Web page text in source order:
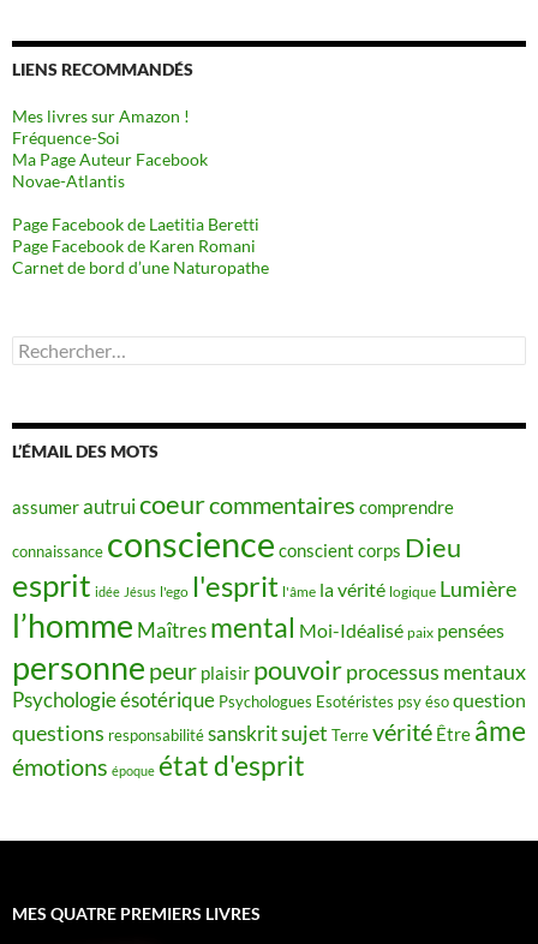
LIENS RECOMMANDÉS
Mes livres sur Amazon !
Fréquence-Soi
Ma Page Auteur Facebook
Novae-Atlantis
Page Facebook de Laetitia Beretti
Page Facebook de Karen Romani
Carnet de bord d’une Naturopathe
Rechercher :
L’ÉMAIL DES MOTS
assumerautruicoeurcommentaires comprendre
connaissance conscience conscient corps Dieu
esprit idée Jésus l'ego l'esprit l'âme la vérité logique Lumière
l’homme Maîtres mental Moi-Idéalisé paix pensées
personne peur plaisir pouvoirprocessus mentaux
Psychologie ésotérique Psychologues Esotéristes psy ésoquestion
questions responsabilitésanskritsujet Terrevérité Être âme
émotions époque état d'esprit
MES QUATRE PREMIERS LIVRES